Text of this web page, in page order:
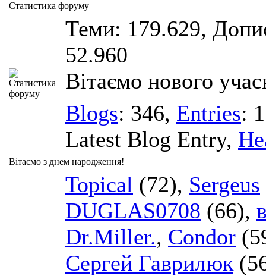
Статистика форуму
Теми: 179.629,
52.960
Вітаємо нового
Blogs: 346, Entries:
Latest Blog Entry,
Вітаємо з днем народження!
Topical (72), Sergeus
DUGLAS0708 (66),
Dr.Miller., Condor
Сергей Гаврилюк